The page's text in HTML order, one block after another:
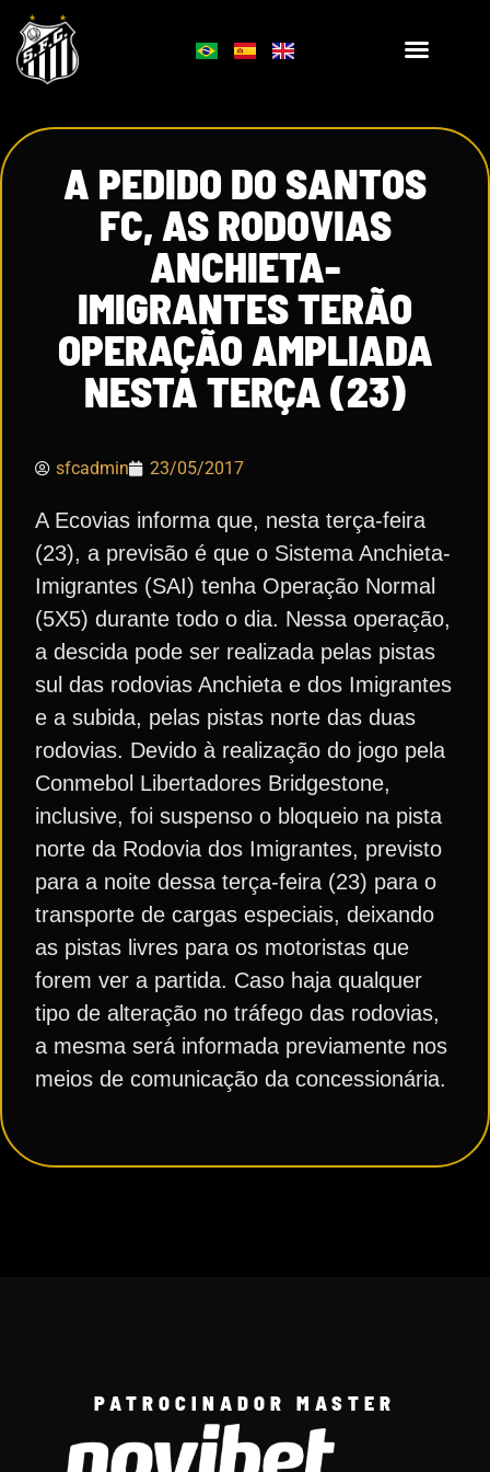
A PEDIDO DO SANTOS
FC, AS RODOVIAS
ANCHIETA-
IMIGRANTES TERÃO
OPERAÇÃO AMPLIADA
NESTA TERÇA (23)
sfcadmin 23/05/2017
A Ecovias informa que, nesta terça-feira
(23), a previsão é que o Sistema Anchieta-
Imigrantes (SAI) tenha Operação Normal
(5X5) durante todo o dia. Nessa operação,
a descida pode ser realizada pelas pistas
sul das rodovias Anchieta e dos Imigrantes
e a subida, pelas pistas norte das duas
rodovias. Devido à realização do jogo pela
Conmebol Libertadores Bridgestone,
inclusive, foi suspenso o bloqueio na pista
norte da Rodovia dos Imigrantes, previsto
para a noite dessa terça-feira (23) para o
transporte de cargas especiais, deixando
as pistas livres para os motoristas que
forem ver a partida. Caso haja qualquer
tipo de alteração no tráfego das rodovias,
a mesma será informada previamente nos
meios de comunicação da concessionária.
PATROCINADOR MASTER